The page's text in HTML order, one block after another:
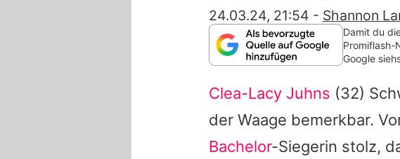
24.03.24, 21:54 - Shannon
Damit du
Promiflash-
Google
Clea-Lacy Juhns (32)
der Waage bemerkbar.
Bachelor-Siegerin stolz,